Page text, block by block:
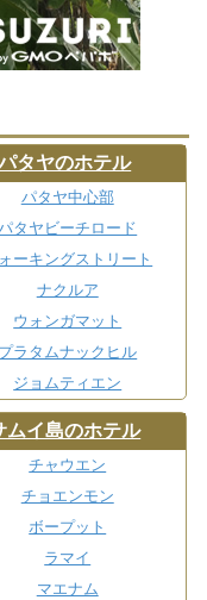
タヤのホテル
パタヤ中心部
タヤビーチロード
ーキングストリート
ナクルア
ウォンガマット
プラタムナックヒル
ジョムティエン
ムイ島のホテル
チャウエン
チョエンモン
ボープット
ラマイ
マエナム